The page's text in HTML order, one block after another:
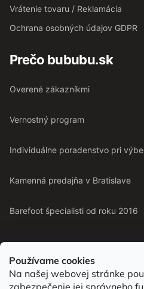
Používame cookies
Na našej webovej stránke
zabezpečenie jej správneho
Vrátenie tovaru / Reklamácia
Ochrana osobných údajov GDPR
Prečo bububu.sk
Overené zákazníkmi
Vernostný program
Individuálne poradenstvo pri
Kamenná predajňa v Bratislave
Barefoot špecialisti od roku 2016
Od roku 2016 pomáhame vyberať